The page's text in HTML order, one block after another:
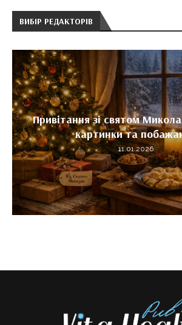
ВИБІР РЕДАКТОРІВ
Привітання зі святом
картинки та
11.01.2026